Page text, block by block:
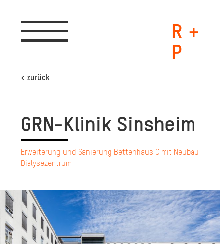
R +
P
Toggle
navigation
< zurück
GRN-Kli­nik Sins­heim
Erweiterung und Sanierung Bettenhaus C mit Neubau
Dialysezentrum